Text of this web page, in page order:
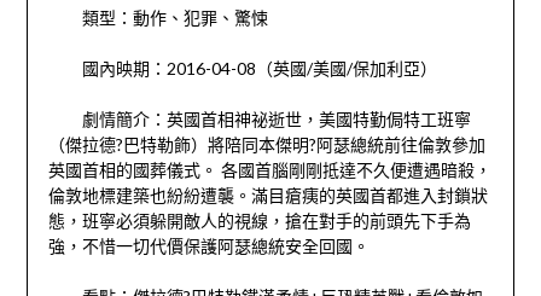
類型：動作、犯罪、驚悚
國內映期：2016-04-08（英國/美國/保加利亞）
劇情簡介：英國首相神祕逝世，美國特勤侷特工班寧
（傑拉德?巴特勒飾）將陪同本傑明?阿瑟總統前往倫敦參加
英國首相的國葬儀式。 各國首腦剛剛抵達不久便遭遇暗殺，
倫敦地標建築也紛紛遭襲。滿目瘡痍的英國首都進入封鎖狀
態，班寧必須躲開敵人的視線，搶在對手的前頭先下手為
強，不惜一切代價保護阿瑟總統安全回國。